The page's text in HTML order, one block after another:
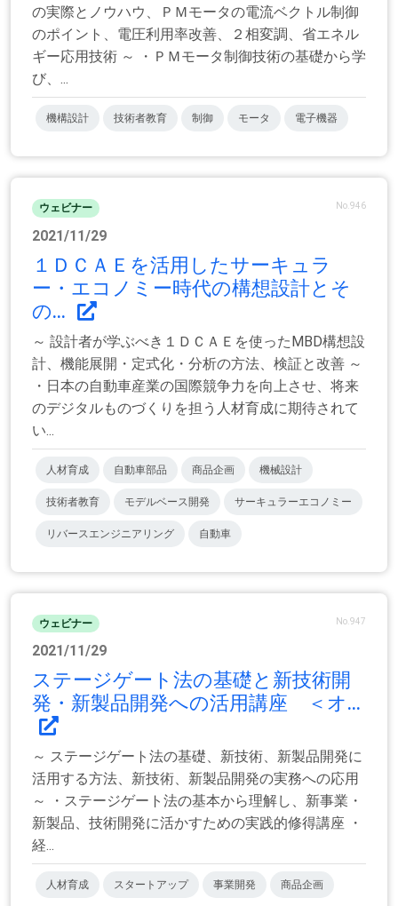
の実際とノウハウ、ＰＭモータの電流ベクトル制御
のポイント、電圧利用率改善、２相変調、省エネル
ギー応用技術 ～ ・ＰＭモータ制御技術の基礎から学
び、...
機構設計 技術者教育 制御 モータ 電子機器
ウェビナー No.946
2021/11/29
１ＤＣＡＥを活用したサーキュラ
ー・エコノミー時代の構想設計とそ
の...
～ 設計者が学ぶべき１ＤＣＡＥを使ったMBD構想設
計、機能展開・定式化・分析の方法、検証と改善 ～
・日本の自動車産業の国際競争力を向上させ、将来
のデジタルものづくりを担う人材育成に期待されて
い...
人材育成 自動車部品 商品企画 機械設計
技術者教育 モデルベース開発 サーキュラーエコノミー
リバースエンジニアリング 自動車
ウェビナー No.947
2021/11/29
ステージゲート法の基礎と新技術開
発・新製品開発への活用講座 ＜オ...
～ ステージゲート法の基礎、新技術、新製品開発に
活用する方法、新技術、新製品開発の実務への応用
～ ・ステージゲート法の基本から理解し、新事業・
新製品、技術開発に活かすための実践的修得講座 ・
経...
人材育成 スタートアップ 事業開発 商品企画